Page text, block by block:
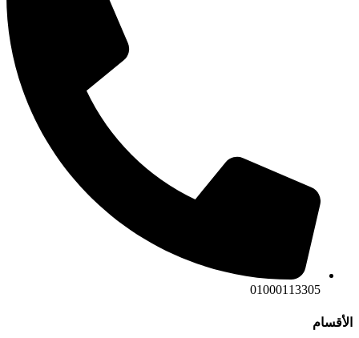
01000113305
الأقسام